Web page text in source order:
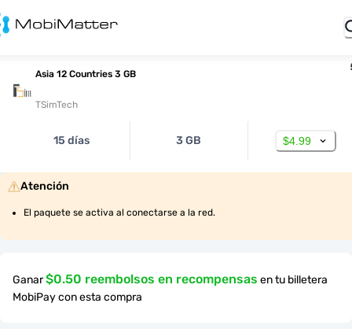
Asia 12 Countries 3 GB
TSimTech
15 días 3 GB $4.99
Atención
El paquete se activa al conectarse a la red.
Ganar$0.50 reembolsos en recompensas en tu billetera
MobiPay con esta compra